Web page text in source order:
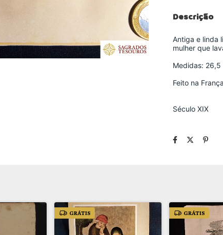
Descrição
Antiga e linda
mulher que
Medidas: 26,5
Feito na França
Século XIX
GRÁTIS GRÁTIS